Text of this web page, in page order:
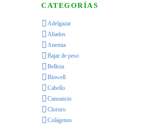
CATEGORÍAS
Adelgazar
Aliados
Anemia
Bajar de peso
Belleza
Biowell
Cabello
Cansancio
Cloruro
Colágenos